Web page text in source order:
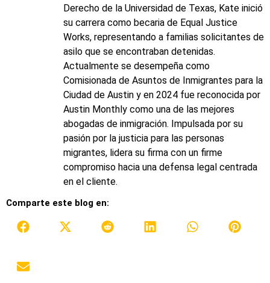
Derecho de la Universidad de Texas, Kate inició
su carrera como becaria de Equal Justice
Works, representando a familias solicitantes de
asilo que se encontraban detenidas.
Actualmente se desempeña como
Comisionada de Asuntos de Inmigrantes para la
Ciudad de Austin y en 2024 fue reconocida por
Austin Monthly como una de las mejores
abogadas de inmigración. Impulsada por su
pasión por la justicia para las personas
migrantes, lidera su firma con un firme
compromiso hacia una defensa legal centrada
en el cliente.
Comparte este blog en: